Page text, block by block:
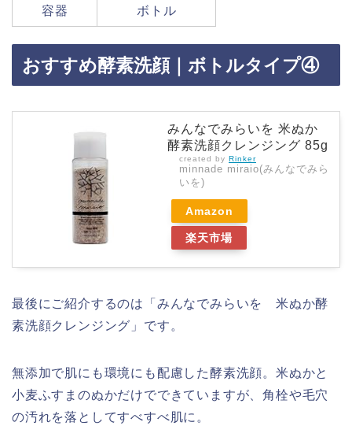
容器 ボトル
おすすめ酵素洗顔｜ボトルタイプ④
みんなでみらいを 米ぬか
酵素洗顔クレンジング 85g
created by Rinker
minnade miraio(みんなでみら
いを)
Amazon
楽天市場
最後にご紹介するのは「みんなでみらいを 米ぬか酵
素洗顔クレンジング」です。
無添加で肌にも環境にも配慮した酵素洗顔。米ぬかと
小麦ふすまのぬかだけでできていますが、角栓や毛穴
の汚れを落としてすべすべ肌に。